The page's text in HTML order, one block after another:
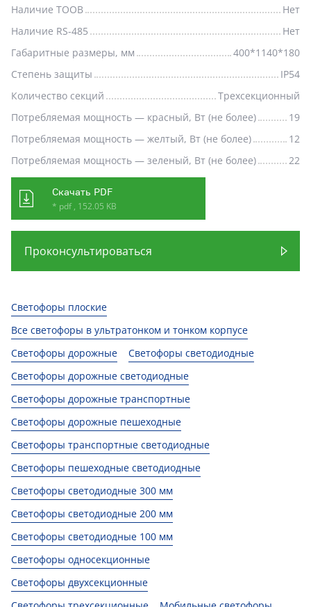
Наличие ТООВ
Нет
Наличие RS-485
Нет
Габаритные размеры, мм
400*1140*180
Степень защиты
IP54
Количество секций
Трехсекционный
Потребляемая мощность — красный, Вт (не более)
19
Потребляемая мощность — желтый, Вт (не более)
12
Потребляемая мощность — зеленый, Вт (не более)
22
Скачать PDF
* pdf , 152.05 KB
Проконсультироваться
Светофоры плоские
Все светофоры в ультратонком и тонком корпусе
Светофоры дорожные
Светофоры светодиодные
Светофоры дорожные светодиодные
Светофоры дорожные транспортные
Светофоры дорожные пешеходные
Светофоры транспортные светодиодные
Светофоры пешеходные светодиодные
Светофоры светодиодные 300 мм
Светофоры светодиодные 200 мм
Светофоры светодиодные 100 мм
Светофоры односекционные
Светофоры двухсекционные